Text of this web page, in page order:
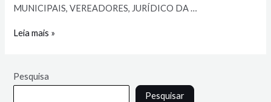
MUNICIPAIS, VEREADORES, JURÍDICO DA …
Leia mais »
Pesquisa
Pesquisar